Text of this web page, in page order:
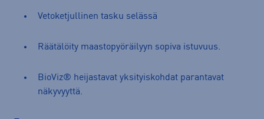
Vetoketjullinen tasku selässä
Räätälöity maastopyöräilyyn sopiva istuvuus.
BioViz® heijastavat yksityiskohdat parantavat
näkyvyyttä.